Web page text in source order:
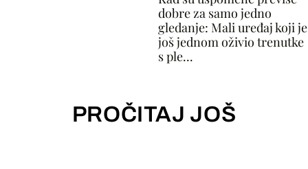
dobre za samo jedno
gledanje: Mali uređaj koji je
još jednom oživio trenutke
s ple...
PROČITAJ JOŠ